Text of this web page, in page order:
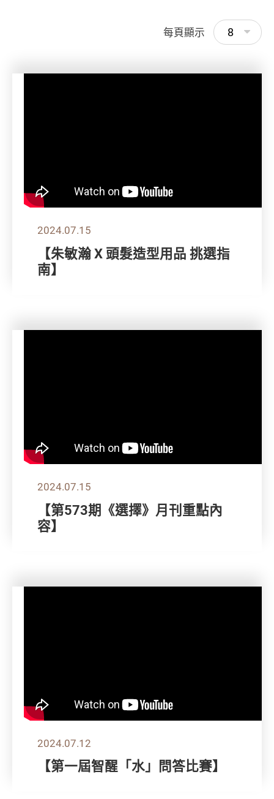
每頁顯示 8
2024.07.15
【朱敏瀚 X 頭髮造型用品 挑選指
南】
2024.07.15
【第573期《選擇》月刊重點內
容】
2024.07.12
【第一屆智醒「水」問答比賽】